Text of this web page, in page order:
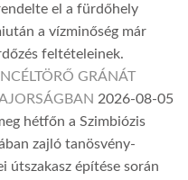
el a fürdőhely
a vízminőség már
feltételeinek.
GRÁNÁT
2026-08-05
hétfőn a Szimbiózis
zajló tanösvény-
útszakasz építése során